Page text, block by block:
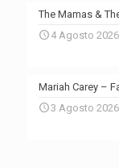
The Mamas &
4 Agosto 2026
Mariah Carey –
3 Agosto 2026